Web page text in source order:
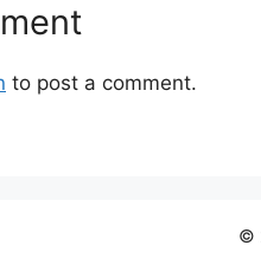
to post a comment.
©